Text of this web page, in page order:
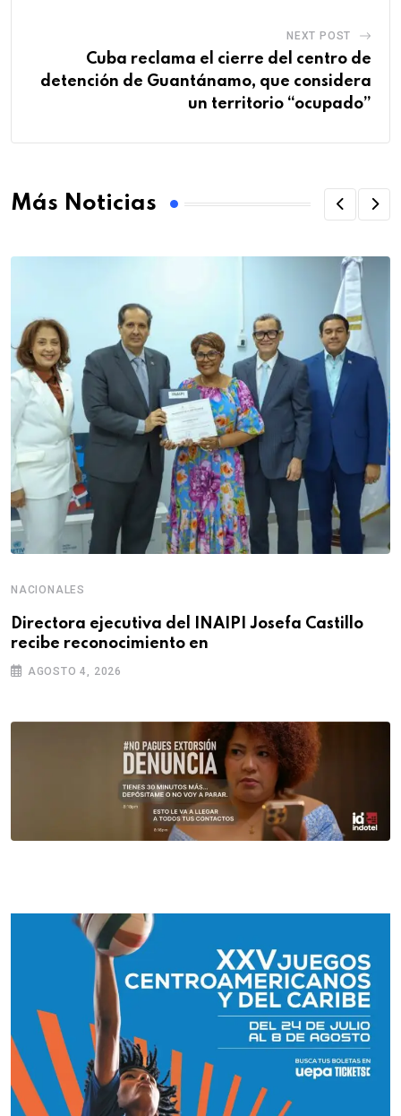
NEXT POST
Cuba reclama el cierre del centro de
detención de Guantánamo, que considera
un territorio “ocupado”
Más Noticias
NACIONALES
Directora ejecutiva del INAIPI Josefa Castillo
recibe reconocimiento en
AGOSTO 4, 2026